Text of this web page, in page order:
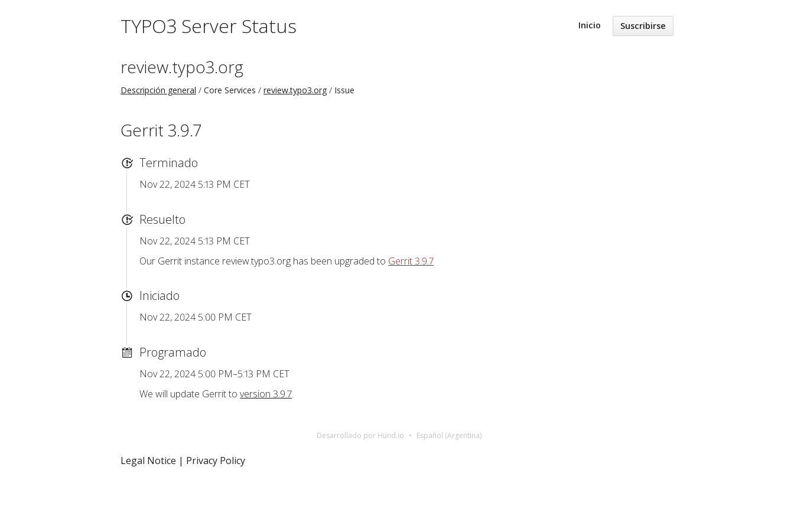
TYPO3 Server Status Inicio Suscribirse
review.typo3.org
Descripción general Core Services review.typo3.org Issue
Gerrit 3.9.7
Terminado
Nov 22, 2024 5:13 PM CET
Resuelto
Nov 22, 2024 5:13 PM CET
Our Gerrit instance review.typo3.org has been upgraded to Gerrit 3.9.7
Iniciado
Nov 22, 2024 5:00 PM CET
Programado
Nov 22, 2024 5:00 PM–5:13 PM CET
We will update Gerrit to version 3.9.7.
Desarrollado por Hund.io Español (Argentina)
Legal Notice | Privacy Policy